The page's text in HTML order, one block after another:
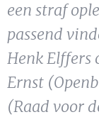
Over
Contact
Uitgelicht
een straf
passend
Henk Elffers
Ernst
(Raad voor